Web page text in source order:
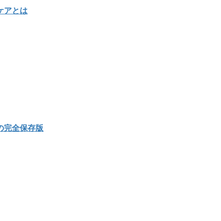
アとは
完全保存版